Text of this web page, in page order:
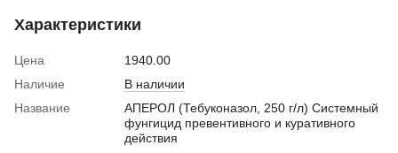
Характеристики
Цена
1940.00
Наличие
В наличии
Название
АПЕРОЛ (Тебуконазол, 250 г/л) Системный
фунгицид превентивного и куративного
действия